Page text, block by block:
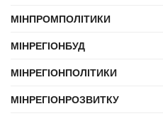
МІНПРОМПОЛІТИКИ
МІНРЕГІОНБУД
МІНРЕГІОНПОЛІТИКИ
МІНРЕГІОНРОЗВИТКУ